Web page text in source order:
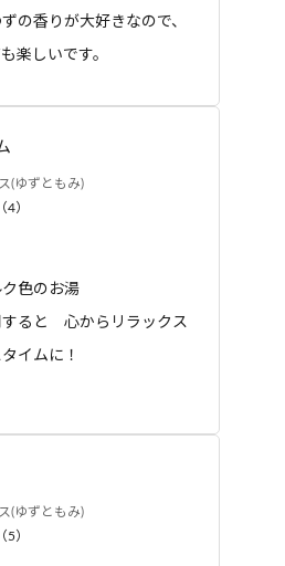
るので、お風呂上りのしっ
ます。
に使えますが、香りが気に
ください。ただし、柔軟仕上
おき洗い、おろしたての衣類
マバスエッセンスを使用し
すか？
で、ご使用はお控えくださ
の香りが大好きなので、
楽しいです。
(ゆずともみ)
（4）
色のお湯
すると 心からリラックス
イムに！
浴剤の香りとは全然違う
(ゆずともみ)
（5）